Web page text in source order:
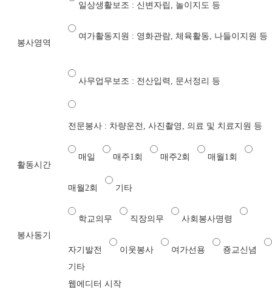
봉사영역
일상생활보조 : 신변자립, 놀이지도 등
여가활동지원 : 영화관람, 체육활동, 나들이지원 등
사무업무보조 : 전산입력, 문서정리 등
전문봉사 : 차량운전, 사진촬영, 의료 및 치료지원 등
활동시간
매일 매주1회 매주2회 매월1회
매월2회 기타
봉사동기
학교의무 직장의무 사회봉사명령
자기발전 이웃봉사 여가선용
죵교신념
기타
웹에디터 시작